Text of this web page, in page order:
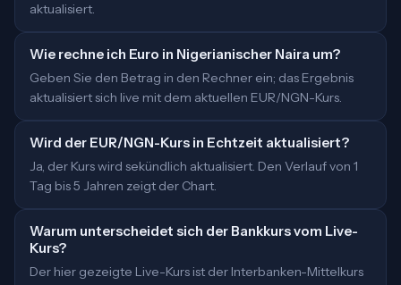
aktualisiert.
Wie rechne ich Euro in Nigerianischer Naira um?
Geben Sie den Betrag in den Rechner ein; das Ergebnis
aktualisiert sich live mit dem aktuellen EUR/NGN-Kurs.
Wird der EUR/NGN-Kurs in Echtzeit aktualisiert?
Ja, der Kurs wird sekündlich aktualisiert. Den Verlauf von 1
Tag bis 5 Jahren zeigt der Chart.
Warum unterscheidet sich der Bankkurs vom Live-
Kurs?
Der hier gezeigte Live-Kurs ist der Interbanken-Mittelkurs